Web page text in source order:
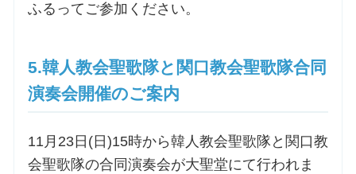
ふるってご参加ください。
5.韓人教会聖歌隊と関口教会聖歌隊合同
演奏会開催のご案内
11月23日(日)15時から韓人教会聖歌隊と関口教
会聖歌隊の合同演奏会が大聖堂にて行われま